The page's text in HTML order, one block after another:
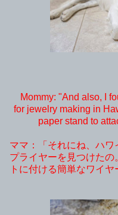
Mommy: "And also, I
for jewelry making in
paper stand to
ママ：「それにね、ハ
プライヤーを見つけた
トに付ける簡単なワイ